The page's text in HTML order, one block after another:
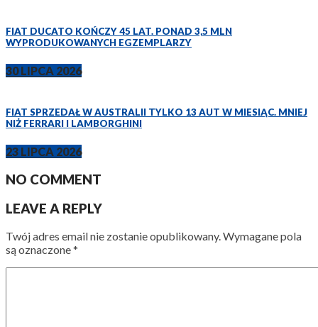
FIAT DUCATO KOŃCZY 45 LAT. PONAD 3,5 MLN
WYPRODUKOWANYCH EGZEMPLARZY
30 LIPCA 2026
FIAT SPRZEDAŁ W AUSTRALII TYLKO 13 AUT W MIESIĄC. MNIEJ
NIŻ FERRARI I LAMBORGHINI
23 LIPCA 2026
NO COMMENT
LEAVE A REPLY
Twój adres email nie zostanie opublikowany.Wymagane pola
są oznaczone*